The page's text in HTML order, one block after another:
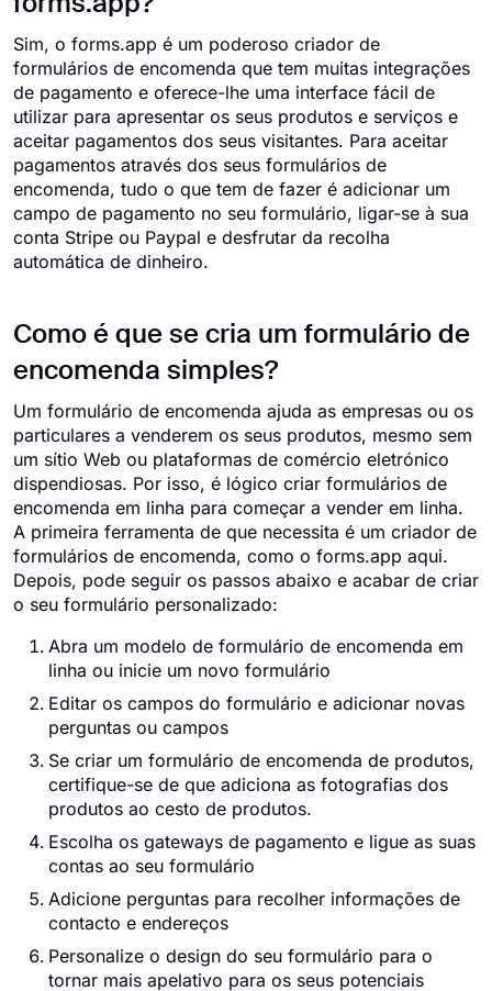
Sim, o forms.app é um poderoso criador de
formulários de encomenda que tem muitas integrações
de pagamento e oferece-lhe uma interface fácil de
utilizar para apresentar os seus produtos e serviços e
aceitar pagamentos dos seus visitantes. Para aceitar
pagamentos através dos seus formulários de
encomenda, tudo o que tem de fazer é adicionar um
campo de pagamento no seu formulário, ligar-se à sua
conta Stripe ou Paypal e desfrutar da recolha
automática de dinheiro.
Como é que se cria um formulário de
encomenda simples?
Um formulário de encomenda ajuda as empresas ou os
particulares a venderem os seus produtos, mesmo sem
um sítio Web ou plataformas de comércio eletrónico
dispendiosas. Por isso, é lógico criar formulários de
encomenda em linha para começar a vender em linha.
A primeira ferramenta de que necessita é um criador de
formulários de encomenda, como o forms.app aqui.
Depois, pode seguir os passos abaixo e acabar de criar
o seu formulário personalizado:
Abra um modelo de formulário de encomenda em
linha ou inicie um novo formulário
Editar os campos do formulário e adicionar novas
perguntas ou campos
Se criar um formulário de encomenda de produtos,
certifique-se de que adiciona as fotografias dos
produtos ao cesto de produtos.
Escolha os gateways de pagamento e ligue as suas
contas ao seu formulário
Adicione perguntas para recolher informações de
contacto e endereços
Personalize o design do seu formulário para o
tornar mais apelativo para os seus potenciais